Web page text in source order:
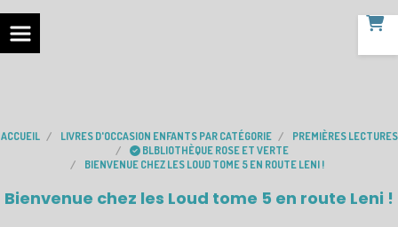
ACCUEIL LIVRES D'OCCASION ENFANTS PAR CATÉGORIE
PREMIÈRES LECTURES
BLBLIOTHÈQUE ROSE ET VERTE
BIENVENUE CHEZ LES LOUD TOME 5 EN ROUTE LENI !
Bienvenue chez les Loud tome 5 en route Leni !